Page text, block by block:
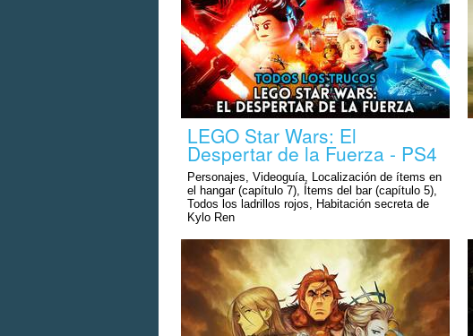
LEGO Star Wars: El
Despertar de la Fuerza - PS4
Personajes, Videoguía, Localización de ítems en
el hangar (capítulo 7), Ítems del bar (capítulo 5),
Todos los ladrillos rojos, Habitación secreta de
Kylo Ren